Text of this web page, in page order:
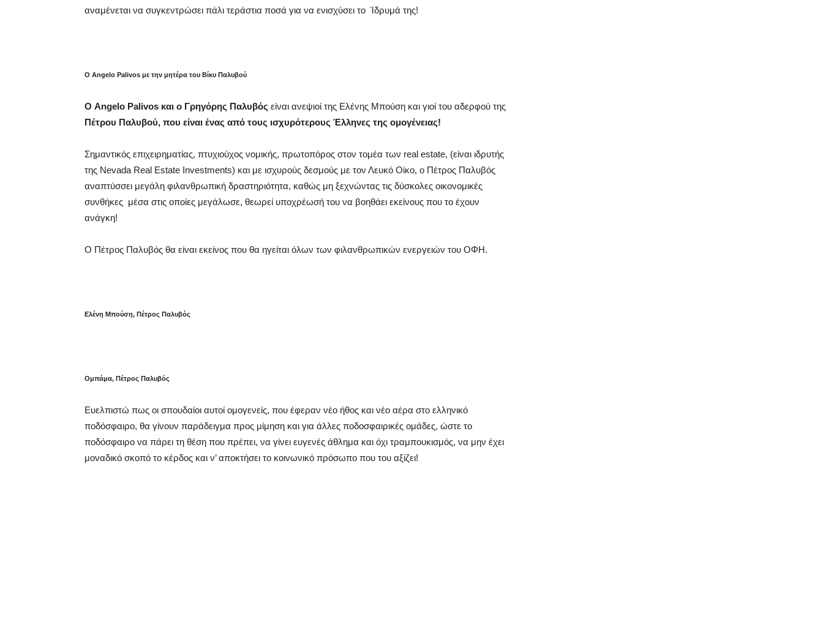
αναμένεται να συγκεντρώσει πάλι τεράστια ποσά για να ενισχύσει το Ίδρυμά της!
Ο Angelo Palivos με την μητέρα του Βίκυ Παλυβού
Ο Angelo Palivos και ο Γρηγόρης Παλυβός είναι ανεψιοί της Ελένης Μπούση και γιοί του αδερφού της
Πέτρου Παλυβού, που είναι ένας από τους ισχυρότερους Έλληνες της ομογένειας!
Σημαντικός επιχειρηματίας, πτυχιούχος νομικής, πρωτοπόρος στον τομέα των real estate, (είναι ιδρυτής
της Nevada Real Estate Investments) και με ισχυρούς δεσμούς με τον Λευκό Οίκο, ο Πέτρος Παλυβός
αναπτύσσει μεγάλη φιλανθρωπική δραστηριότητα, καθώς μη ξεχνώντας τις δύσκολες οικονομικές
συνθήκες μέσα στις οποίες μεγάλωσε, θεωρεί υποχρέωσή του να βοηθάει εκείνους που το έχουν
ανάγκη!
Ο Πέτρος Παλυβός θα είναι εκείνος που θα ηγείται όλων των φιλανθρωπικών ενεργειών του ΟΦΗ.
Ελένη Μπούση, Πέτρος Παλυβός
Ομπάμα, Πέτρος Παλυβός
Ευελπιστώ πως οι σπουδαίοι αυτοί ομογενείς, που έφεραν νέο ήθος και νέο αέρα στο ελληνικό
ποδόσφαιρο, θα γίνουν παράδειγμα προς μίμηση και για άλλες ποδοσφαιρικές ομάδες, ώστε το
ποδόσφαιρο να πάρει τη θέση που πρέπει, να γίνει ευγενές άθλημα και όχι τραμπουκισμός, να μην έχει
μοναδικό σκοπό το κέρδος και ν’ αποκτήσει το κοινωνικό πρόσωπο που του αξίζει!